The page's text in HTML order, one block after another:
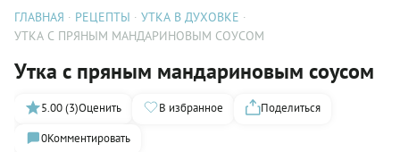
ГЛАВНАЯ РЕЦЕПТЫ
УТКА В ДУХОВКЕ
УТКА С ПРЯНЫМ МАНДАРИНОВЫМ СОУСОМ
Утка с пряным мандариновым соусом
5.00 (3)Оценить В избранное
Поделиться
0Комментировать